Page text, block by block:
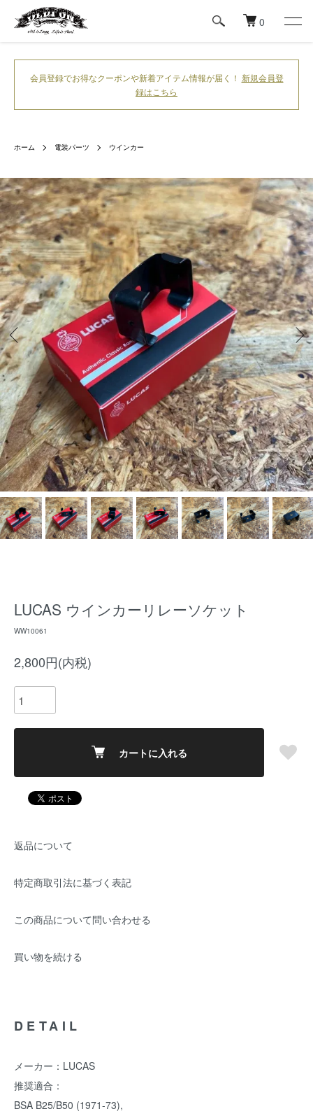
0
会員登録でお得なクーポンや新着アイテム情報が届く！ 新規会員登
録はこちら
ホーム 電装パーツ ウインカー
LUCAS ウインカーリレーソケット
WW10061
2,800円(内税)
カートに入れる
返品について
特定商取引法に基づく表記
この商品について問い合わせる
買い物を続ける
DETAIL
メーカー：LUCAS
推奨適合：
BSA B25/B50 (1971-73),